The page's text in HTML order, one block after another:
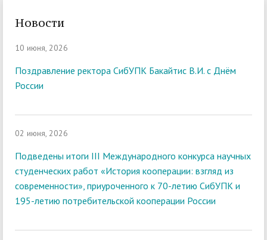
Новости
10 июня, 2026
Поздравление ректора СибУПК Бакайтис В.И. с Днём
России
02 июня, 2026
Подведены итоги III Международного конкурса научных
студенческих работ «История кооперации: взгляд из
современности», приуроченного к 70-летию СибУПК и
195-летию потребительской кооперации России